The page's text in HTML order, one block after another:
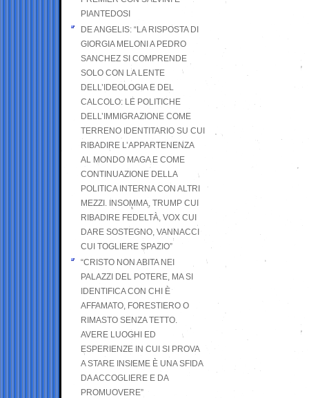
PIANTEDOSI
DE ANGELIS: “LA RISPOSTA DI
GIORGIA MELONI A PEDRO
SANCHEZ SI COMPRENDE
SOLO CON LA LENTE
DELL’IDEOLOGIA E DEL
CALCOLO: LE POLITICHE
DELL’IMMIGRAZIONE COME
TERRENO IDENTITARIO SU CUI
RIBADIRE L’APPARTENENZA
AL MONDO MAGA E COME
CONTINUAZIONE DELLA
POLITICA INTERNA CON ALTRI
MEZZI. INSOMMA, TRUMP CUI
RIBADIRE FEDELTÀ, VOX CUI
DARE SOSTEGNO, VANNACCI
CUI TOGLIERE SPAZIO”
“CRISTO NON ABITA NEI
PALAZZI DEL POTERE, MA SI
IDENTIFICA CON CHI È
AFFAMATO, FORESTIERO O
RIMASTO SENZA TETTO.
AVERE LUOGHI ED
ESPERIENZE IN CUI SI PROVA
A STARE INSIEME È UNA SFIDA
DA ACCOGLIERE E DA
PROMUOVERE”